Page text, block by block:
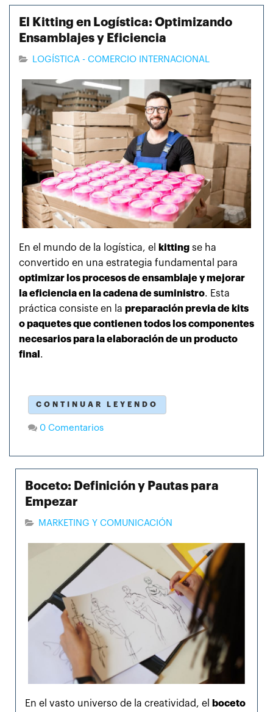
El Kitting en Logística: Optimizando
Ensamblajes y Eficiencia
LOGÍSTICA - COMERCIO INTERNACIONAL
En el mundo de la logística, el kitting se ha
convertido en una estrategia fundamental para
optimizar los procesos de ensamblaje y mejorar
la eficiencia en la cadena de suministro. Esta
práctica consiste en la preparación previa de kits
o paquetes que contienen todos los componentes
necesarios para la elaboración de un producto
final .
CONTINUAR LEYENDO
0 Comentarios
Boceto: Definición y Pautas para
Empezar
MARKETING Y COMUNICACIÓN
En el vasto universo de la creatividad, el boceto